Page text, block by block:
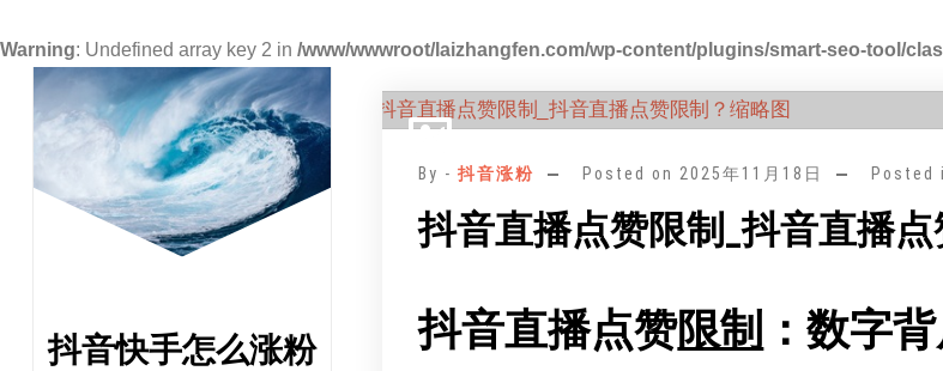
Warning: Undefined array key 2 in /www/wwwroot/laizhangfen.com/wp-content/plugins/smart-seo-tool/
抖音快手怎么涨粉
By -抖音涨粉 Posted on 2025年11月18日
抖音直播点赞限制_抖音直播点
抖音直播点赞限制 ：数字